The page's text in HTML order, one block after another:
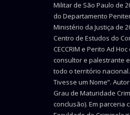
Militar de São Paulo de
do Departamento
Ministério da Justiça de
Centro de Estudos do
CECCRIM e Perito Ad
consultor e palestrante
todo o território
Tivesse um Nome”.
Grau de Maturidade
conclusão). Em parceria